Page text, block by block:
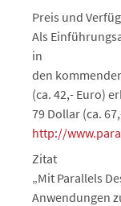
Preis und
Als
in
den
(ca. 42,- Euro)
79 Dollar (ca.
http://
Zitat
„Mit Parallels
Anwendungen